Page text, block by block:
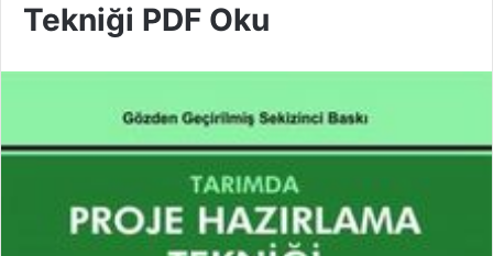
Tekniği PDF Oku